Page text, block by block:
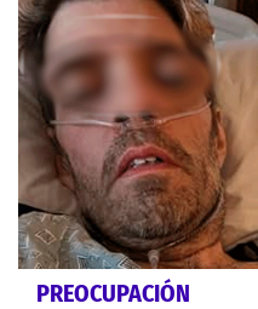
PREOCUPACIÓN